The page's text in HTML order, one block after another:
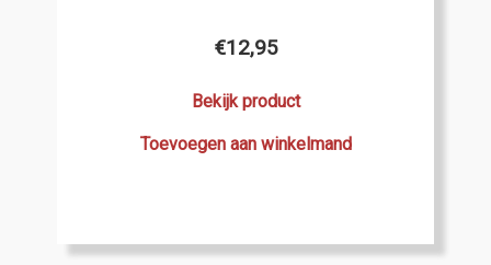
€12,95
Bekijk product
Toevoegen aan winkelmand